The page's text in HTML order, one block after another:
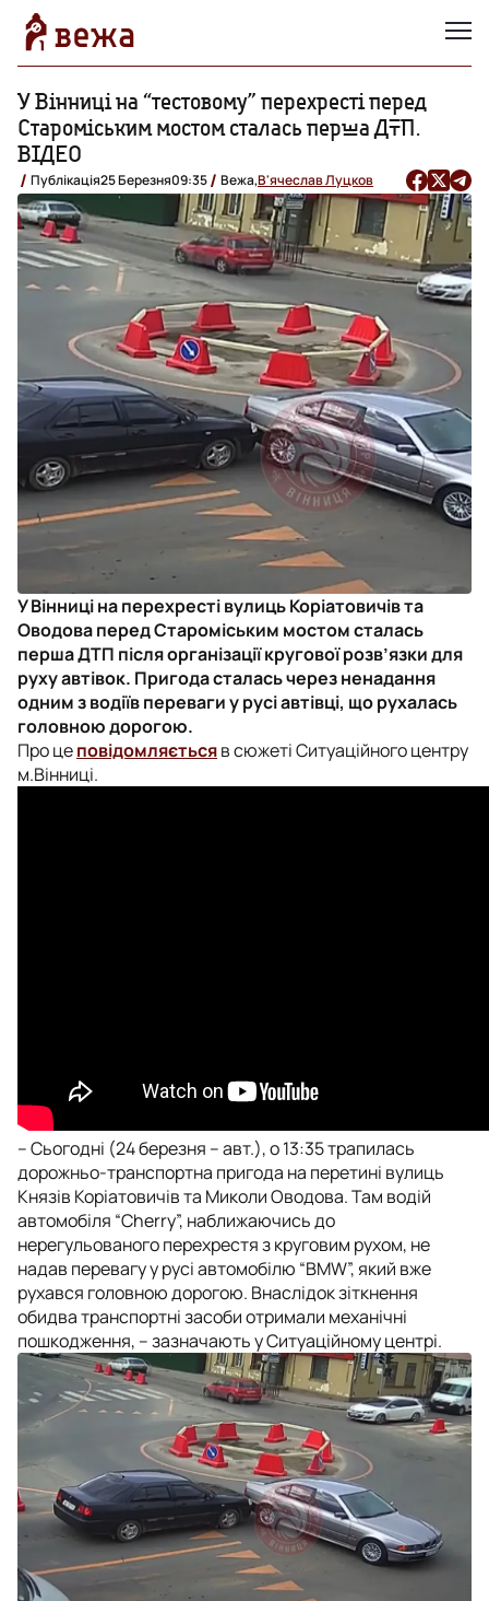
У Вінниці на “тестовому” перехресті перед
Староміським мостом сталась перша ДТП.
ВІДЕО
Публікація25 Березня09:35 Вежа,В'ячеслав Луцков
У Вінниці на перехресті вулиць Коріатовичів та
Оводова перед Староміським мостом сталась
перша ДТП після організаціїкругової розв’язки для
руху автівок. Пригода сталась через ненадання
одним з водіїв переваги у русі автівці, що рухалась
головною дорогою.
Про цеповідомляєтьсяв сюжеті Ситуаційного центру
м.Вінниці.
– Сьогодні (24 березня – авт.), о 13:35 трапилась
дорожньо-транспортна пригода на перетині вулиць
Князів Коріатовичів та Миколи Оводова. Там водій
автомобіля “Cherry”, наближаючись до
нерегульованого перехрестя з круговим рухом, не
надав перевагу у русі автомобілю “BMW”, який вже
рухався головною дорогою. Внаслідок зіткнення
обидва транспортні засоби отримали механічні
пошкодження, – зазначають у Ситуаційному центрі.